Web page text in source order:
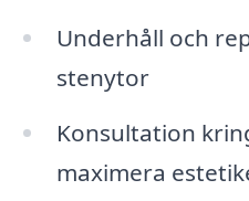
Underhåll och
stenytor
Konsultation
maximera